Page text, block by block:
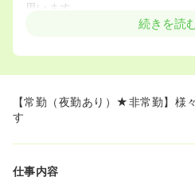
思います。
◆大手企業の系列の介護施設な
続きを読
【常勤（夜勤あり）★非常勤】様
す
仕事内容